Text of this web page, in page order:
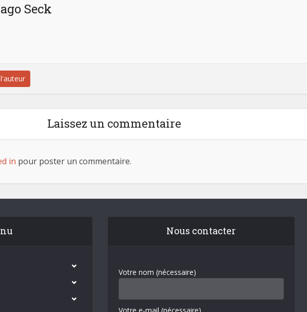
Seck
Laissez un commentaire
in pour poster un commentaire.
Nous contacter
Votre nom (nécessaire)